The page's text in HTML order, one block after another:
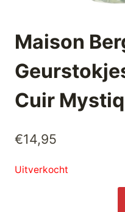
Maison
Cuir
€14,95
Uitverkocht